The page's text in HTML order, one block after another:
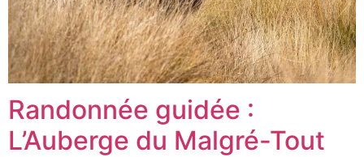
Randonnée guidée :
L’Auberge du Malgré-Tout